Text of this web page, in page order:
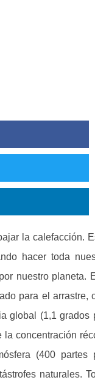
la calefacción.
hacer toda
nuestro planeta.
para el arrastre,
global (1,1 grados
la concentración
(400 partes
naturales.